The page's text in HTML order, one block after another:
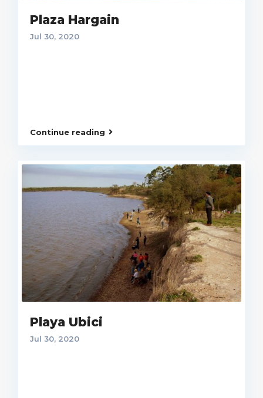
Plaza Hargain
Jul 30, 2020
Continue reading
Playa Ubici
Jul 30, 2020